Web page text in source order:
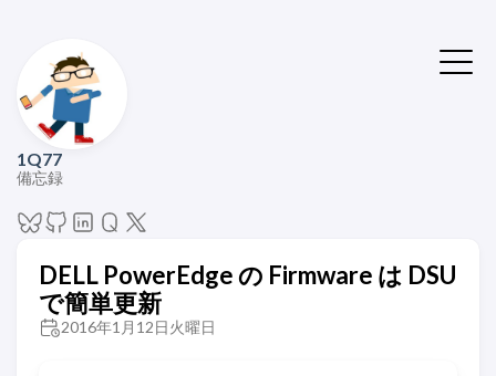
1Q77
備忘録
DELL PowerEdge の Firmware は DSU
で簡単更新
2016年1月12日火曜日